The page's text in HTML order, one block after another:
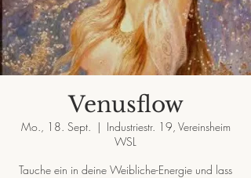
Venusflow
Mo., 18. Sept.
  |
Industriestr. 19, Vereinsheim
WSL
Tauche ein in deine Weibliche-Energie und lass